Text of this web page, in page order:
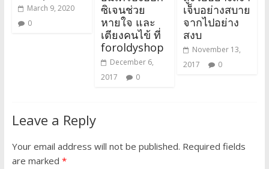
March 9, 2020
0
ซิเจนช่วย
หายใจ และ
เตียงคนไข้ ที่
foroldyshop
December 6,
2017
0
เจ็บอย่างสบาย
จากไปอย่าง
สงบ
November 13,
2017
0
Leave a Reply
Your email address will not be published. Required fields
are marked *